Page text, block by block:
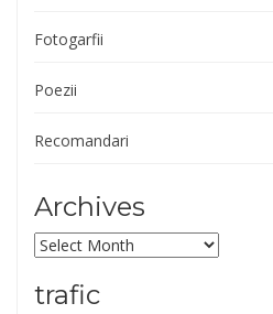
Fotogarfii
Poezii
Recomandari
Archives
Archives
trafic